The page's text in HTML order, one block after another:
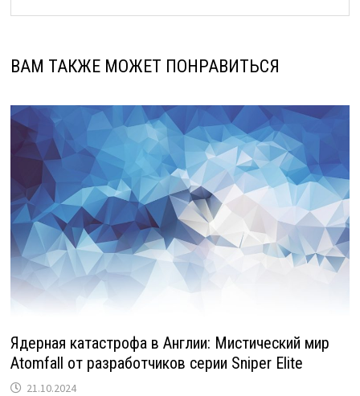
ВАМ ТАКЖЕ МОЖЕТ ПОНРАВИТЬСЯ
Ядерная катастрофа в Англии: Мистический мир
Atomfall от разработчиков серии Sniper Elite
21.10.2024